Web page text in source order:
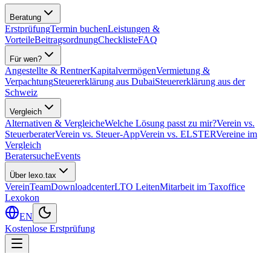
Beratung
ErstprüfungTermin buchenLeistungen &
VorteileBeitragsordnungChecklisteFAQ
Für wen?
Angestellte & RentnerKapitalvermögenVermietung &
VerpachtungSteuererklärung aus DubaiSteuererklärung aus der
Schweiz
Vergleich
Alternativen & VergleicheWelche Lösung passt zu mir?Verein vs.
SteuerberaterVerein vs. Steuer-AppVerein vs. ELSTERVereine im
Vergleich
BeratersucheEvents
Über lexo.tax
VereinTeamDownloadcenterLTO LeitenMitarbeit im Taxoffice
Lexokon
EN
Kostenlose Erstprüfung